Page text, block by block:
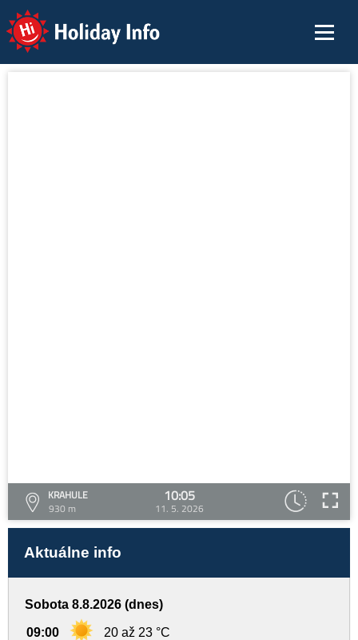
Holiday Info
KRAHULE
930 m
10:05
11. 5. 2026
Aktuálne info
Sobota 8.8.2026 (dnes)
09:00 20 až 23 °C